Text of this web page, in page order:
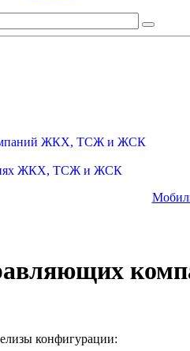
ЖКХ, ТСЖ и ЖСК
ЖКХ, ТСЖ и ЖСК
конфигурации: